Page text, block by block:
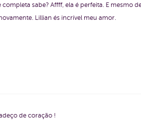
sabe? Affff, ela é perfeita. E mesmo
Lillian és incrível meu amor.
de coração !